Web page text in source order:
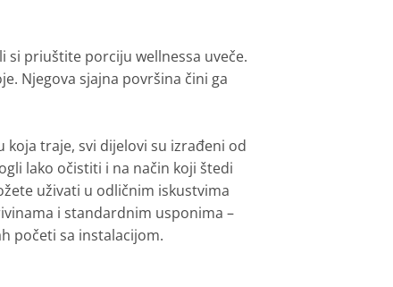
si priuštite porciju wellnessa uveče.
Njegova sjajna površina čini ga
traje, svi dijelovi su izrađeni od
lako očistiti i na način koji štedi
uživati ​​u odličnim iskustvima
i standardnim usponima –
početi sa instalacijom.